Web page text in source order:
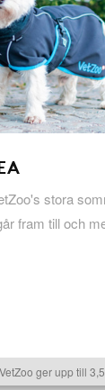
stora
fram till och
VetZoo ger upp till